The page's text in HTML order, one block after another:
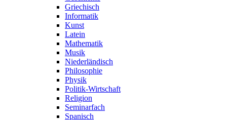
Griechisch
Informatik
Kunst
Latein
Mathematik
Musik
Niederländisch
Philosophie
Physik
Politik-Wirtschaft
Religion
Seminarfach
Spanisch